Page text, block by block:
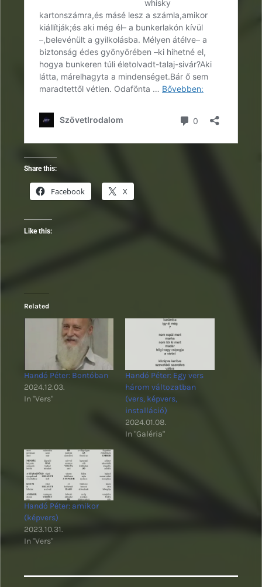
Share this:
Facebook X
Like this:
Related
Handó Péter: Bontóban
2024.12.03.
In "Vers"
Handó Péter: Egy vers
három változatban
(vers, képvers,
installáció)
2024.01.08.
In "Galéria"
Handó Péter: amikor
(képvers)
2023.10.31.
In "Vers"